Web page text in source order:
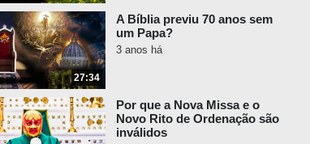
27:34
A Bíblia previu 70 anos sem
um Papa?
3 anos há
Por que a Nova Missa e o
Novo Rito de Ordenação são
inválidos